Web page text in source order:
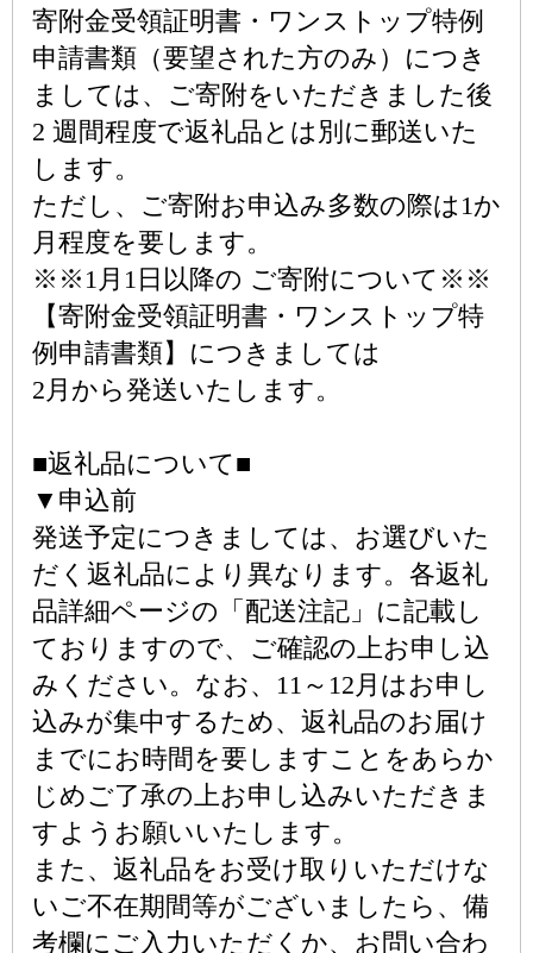
寄附金受領証明書・ワンストップ特例
申請書類（要望された方のみ）につき
ましては、ご寄附をいただきました後
2 週間程度で返礼品とは別に郵送いた
します。
ただし、ご寄附お申込み多数の際は1か
月程度を要します。
※※1月1日以降の ご寄附について※※
【寄附金受領証明書・ワンストップ特
例申請書類】につきましては
2月から発送いたします。
■返礼品について■
▼申込前
発送予定につきましては、お選びいた
だく返礼品により異なります。各返礼
品詳細ページの「配送注記」に記載し
ておりますので、ご確認の上お申し込
みください。なお、11～12月はお申し
込みが集中するため、返礼品のお届け
までにお時間を要しますことをあらか
じめご了承の上お申し込みいただきま
すようお願いいたします。
また、返礼品をお受け取りいただけな
いご不在期間等がございましたら、備
考欄にご入力いただくか、お問い合わ